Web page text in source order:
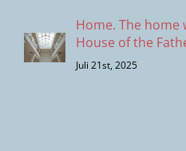
Home. The
House of the
Juli 21st, 2025